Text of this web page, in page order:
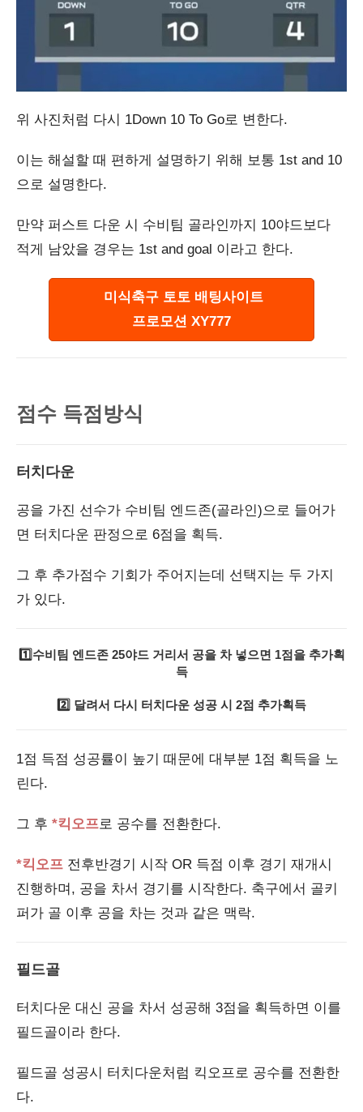
위 사진처럼 다시 1Down 10 To Go로 변한다.
이는 해설할 때 편하게 설명하기 위해 보통 1st and 10
으로 설명한다.
만약 퍼스트 다운 시 수비팀 골라인까지 10야드보다
적게 남았을 경우는 1st and goal 이라고 한다.
미식축구 토토 배팅사이트
프로모션 XY777
점수 득점방식
터치다운
공을 가진 선수가 수비팀 엔드존(골라인)으로 들어가
면 터치다운 판정으로 6점을 획득.
그 후 추가점수 기회가 주어지는데 선택지는 두 가지
가 있다.
1️⃣수비팀 엔드존 25야드 거리서 공을 차 넣으면 1점을 추가획
득
2️⃣ 달려서 다시 터치다운 성공 시 2점 추가획득
1점 득점 성공률이 높기 때문에 대부분 1점 획득을 노
린다.
그 후 *킥오프로 공수를 전환한다.
*킥오프 전후반경기 시작 OR 득점 이후 경기 재개시
진행하며, 공을 차서 경기를 시작한다. 축구에서 골키
퍼가 골 이후 공을 차는 것과 같은 맥락.
필드골
터치다운 대신 공을 차서 성공해 3점을 획득하면 이를
필드골이라 한다.
필드골 성공시 터치다운처럼 킥오프로 공수를 전환한
다.